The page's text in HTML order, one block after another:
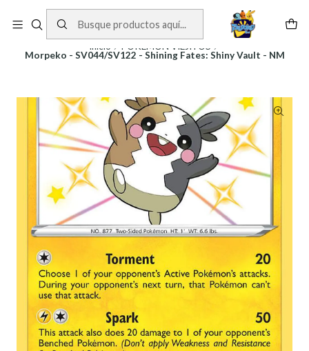
Inicio
POKEMON VIEJITOS
Morpeko - SV044/SV122 - Shining Fates: Shiny Vault - NM